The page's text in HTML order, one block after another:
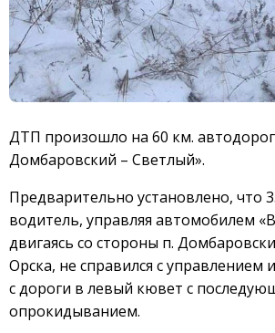
ДТП произошло на 60 км.
Домбаровский – Светлый».
Предварительно установлено, что
водитель, управляя автомобилем
двигаясь со стороны п.
Орска, не справился с управлением
с дороги в левый кювет с
опрокидыванием.